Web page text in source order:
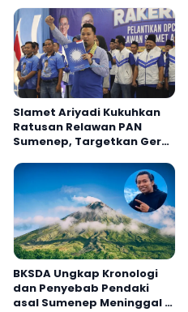
Slamet Ariyadi Kukuhkan
Ratusan Relawan PAN
Sumenep, Targetkan Gerak
BKSDA Ungkap Kronologi
dan Penyebab Pendaki
asal Sumenep Meninggal di